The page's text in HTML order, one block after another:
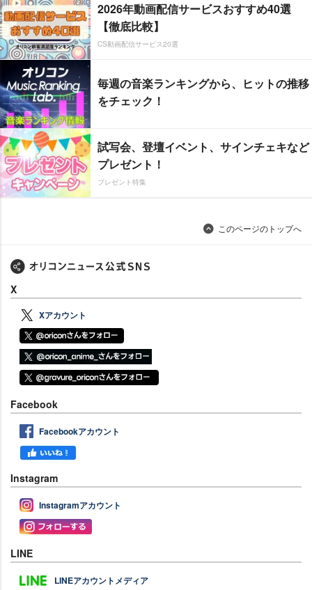
2026年動画配信サービスおすすめ40選
【徹底比較】
CS動画配信サービス20選
毎週の音楽ランキングから、ヒットの推移
をチェック！
試写会、登壇イベント、サインチェキなど
プレゼント！
プレゼント特集
このページのトップへ
X
Xアカウント
Facebook
Facebookアカウント
Instagram
Instagramアカウント
LINE
LINEアカウントメディア